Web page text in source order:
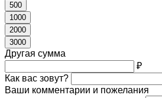
500
1000
2000
3000
Другая сумма
₽
Как вас зовут?
Ваши комментарии и пожелания